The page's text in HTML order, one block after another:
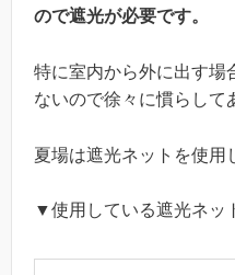
ので遮光が必要です。
特に室内から外に出す場
ないので徐々に慣らして
夏場は遮光ネットを使用
▼使用している遮光ネッ